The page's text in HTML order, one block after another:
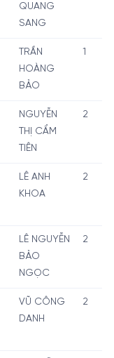
QUANG
SANG
TRẦN
HOÀNG
BẢO
1
NGUYỄN
THỊ CẨM
TIÊN
2
LÊ ANH
KHOA
2
LÊ NGUYỄN
BẢO
NGỌC
2
VŨ CÔNG
DANH
2